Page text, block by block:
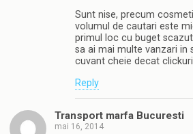
Sunt nise, precum
volumul de cautari este
primul loc cu buget
sa ai mai multe vanzari in
cuvant cheie decat
Reply
Transport marfa Bucuresti
mai 16, 2014